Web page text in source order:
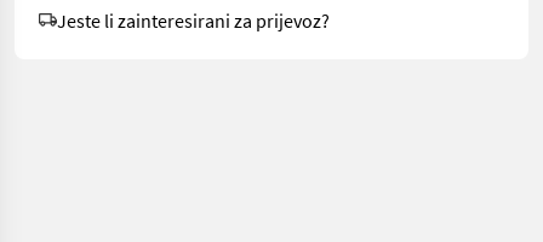
Jeste li zainteresirani za prijevoz?